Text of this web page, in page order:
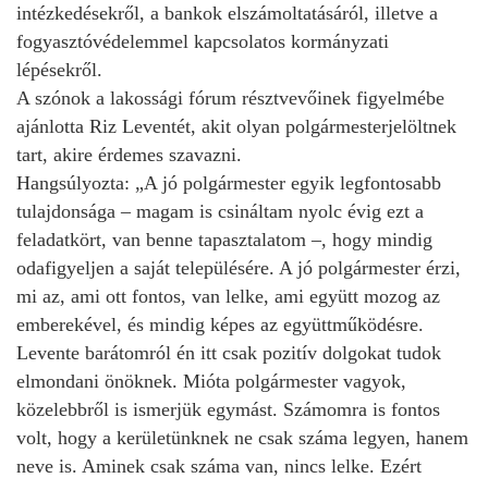
intézkedésekről, a bankok elszámoltatásáról, illetve a
fogyasztóvédelemmel kapcsolatos kormányzati
lépésekről.
A szónok a lakossági fórum résztvevőinek figyelmébe
ajánlotta Riz Leventét, akit olyan polgármesterjelöltnek
tart, akire érdemes szavazni.
Hangsúlyozta: „A jó polgármester egyik legfontosabb
tulajdonsága – magam is csináltam nyolc évig ezt a
feladatkört, van benne tapasztalatom –, hogy mindig
odafigyeljen a saját településére. A jó polgármester érzi,
mi az, ami ott fontos, van lelke, ami együtt mozog az
emberekével, és mindig képes az együttműködésre.
Levente barátomról én itt csak pozitív dolgokat tudok
elmondani önöknek. Mióta polgármester vagyok,
közelebbről is ismerjük egymást. Számomra is fontos
volt, hogy a kerületünknek ne csak száma legyen, hanem
neve is. Aminek csak száma van, nincs lelke. Ezért